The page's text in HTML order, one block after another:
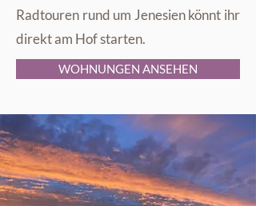
Radtouren rund um Jenesien könnt ihr
direkt am Hof starten.
WOHNUNGEN ANSEHEN